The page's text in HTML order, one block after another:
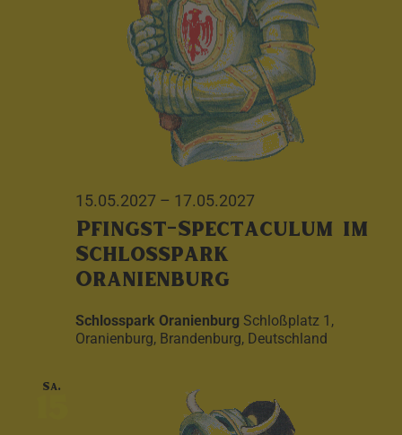
15.05.2027 – 17.05.2027
Pfingst-Spectaculum im
Schlosspark
Oranienburg
Schlosspark Oranienburg Schloßplatz 1,
Oranienburg, Brandenburg, Deutschland
Sa.